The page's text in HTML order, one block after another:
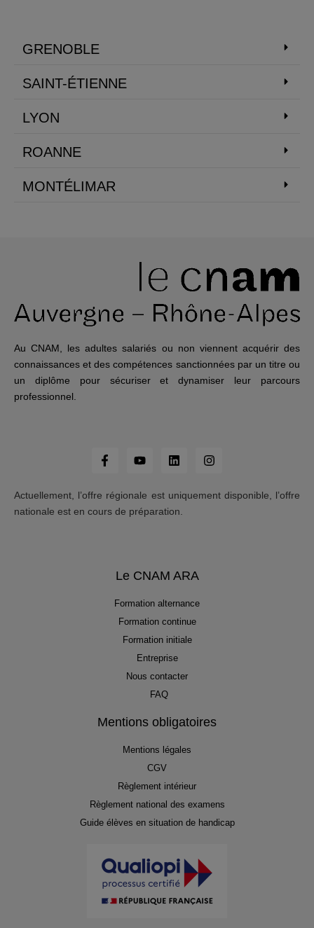
GRENOBLE
SAINT-ÉTIENNE
LYON
ROANNE
MONTÉLIMAR
Au CNAM, les adultes salariés ou non viennent acquérir des
connaissances et des compétences sanctionnées par un titre ou
un diplôme pour sécuriser et dynamiser leur parcours
professionnel.
Actuellement, l’offre régionale est uniquement disponible, l’offre
nationale est en cours de préparation.
Le CNAM ARA
Formation alternance
Formation continue
Formation initiale
Entreprise
Nous contacter
FAQ
Mentions obligatoires
Mentions légales
CGV
Règlement intérieur
Règlement national des examens
Guide élèves en situation de handicap